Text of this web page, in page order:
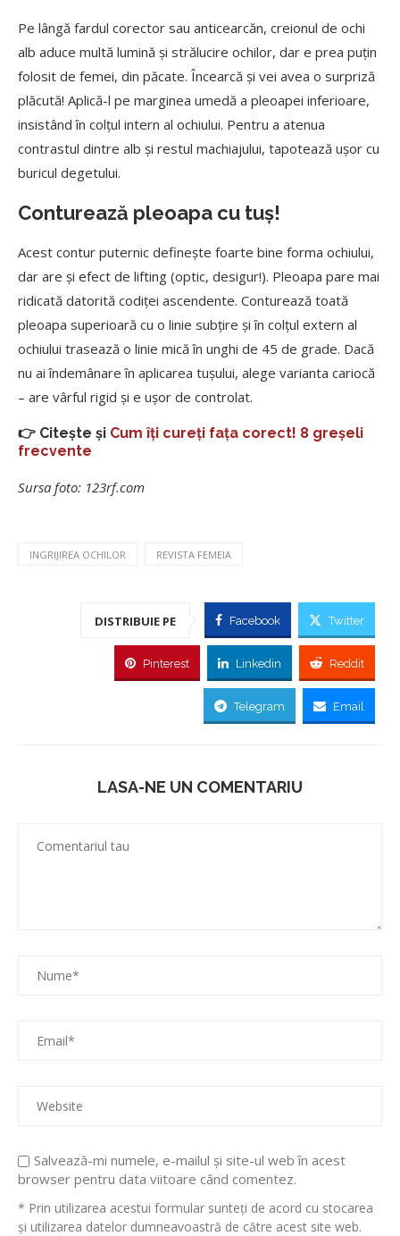
Pe lângă fardul corector sau anticearcăn, creionul de ochi
alb aduce multă lumină şi strălucire ochilor, dar e prea puţin
folosit de femei, din păcate. Încearcă și vei avea o surpriză
plăcută! Aplică-l pe marginea umedă a pleoapei inferioare,
insistând în colţul intern al ochiului. Pentru a atenua
contrastul dintre alb şi restul machiajului, tapotează uşor cu
buricul degetului.
Conturează pleoapa cu tuş!
Acest contur puternic defineşte foarte bine forma ochiului,
dar are şi efect de lifting (optic, desigur!). Pleoapa pare mai
ridicată datorită codiţei ascendente. Conturează toată
pleoapa superioară cu o linie subţire şi în colţul extern al
ochiului trasează o linie mică în unghi de 45 de grade. Dacă
nu ai îndemânare în aplicarea tuşului, alege varianta cariocă
– are vârful rigid şi e uşor de controlat.
👉 Citește și Cum îți cureți fața corect! 8 greșeli
frecvente
Sursa foto: 123rf.com
INGRIJIREA OCHILOR REVISTA FEMEIA
DISTRIBUIE PE Facebook Twitter
Pinterest Linkedin Reddit
Telegram Email
LASA-NE UN COMENTARIU
Salvează-mi numele, e-mailul și site-ul web în acest
browser pentru data viitoare când comentez.
* Prin utilizarea acestui formular sunteți de acord cu stocarea
și utilizarea datelor dumneavoastră de către acest site web.